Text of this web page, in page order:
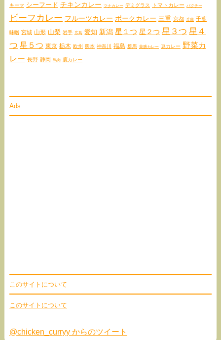
キーマ シーフード チキンカレー ツナカレー デミグラス トマトカレー パクチー
ビーフカレー フルーツカレー ポークカレー 三重 京都 兵庫 千葉
味噌 宮城 山形 山梨 岩手 広島 愛知 新潟 星１つ 星２つ 星３つ 星４
つ 星５つ 東京 栃木 欧州 熊本 神奈川 福島 群馬 薬膳カレー 豆カレー 野菜カ
レー 長野 静岡 馬肉 鹿カレー
Ads
このサイトについて
このサイトについて
@chicken_curryy からのツイート